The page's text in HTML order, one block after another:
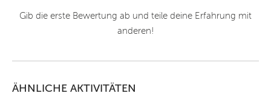
Gib die erste Bewertung ab und teile deine Erfahrung mit
anderen!
ÄHNLICHE AKTIVITÄTEN